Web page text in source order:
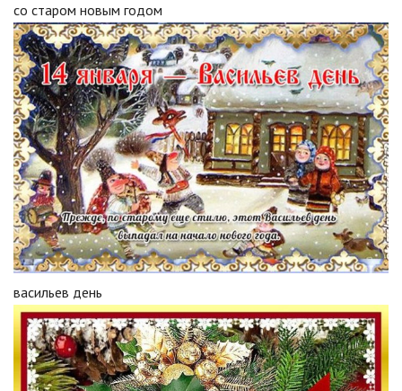
со старом новым годом
васильев день